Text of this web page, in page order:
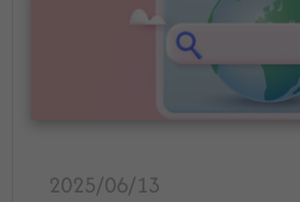
2025/06/13